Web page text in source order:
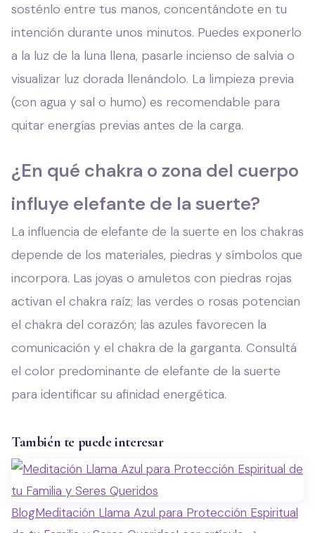
sosténlo entre tus manos, concentándote en tu
intención durante unos minutos. Puedes expo­nerlo
a la luz de la luna llena, pasarle incienso de salvia o
visualizar luz dorada llenándolo. La limpieza previa
(con agua y sal o humo) es recomendable para
quitar energías previas antes de la carga.
¿En qué chakra o zona del cuerpo
influye elefante de la suerte?
La influencia de elefante de la suerte en los chakras
depende de los materiales, piedras y símbolos que
incorpora. Las joyas o amuletos con piedras rojas
activan el chakra raíz; las verdes o rosas potencian
el chakra del corazón; las azules favorecen la
comunicación y el chakra de la garganta. Consultá
el color predominante de elefante de la suerte
para identificar su afinidad energética.
También te puede interesar
BlogMeditación Llama Azul para Protección Espiritual